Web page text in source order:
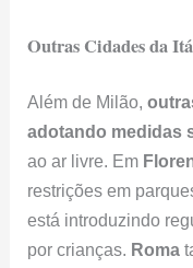
Outras Cidades da
Além de Milão,
adotando medidas
ao ar livre. Em
restrições em
está introduzindo
por crianças. Roma